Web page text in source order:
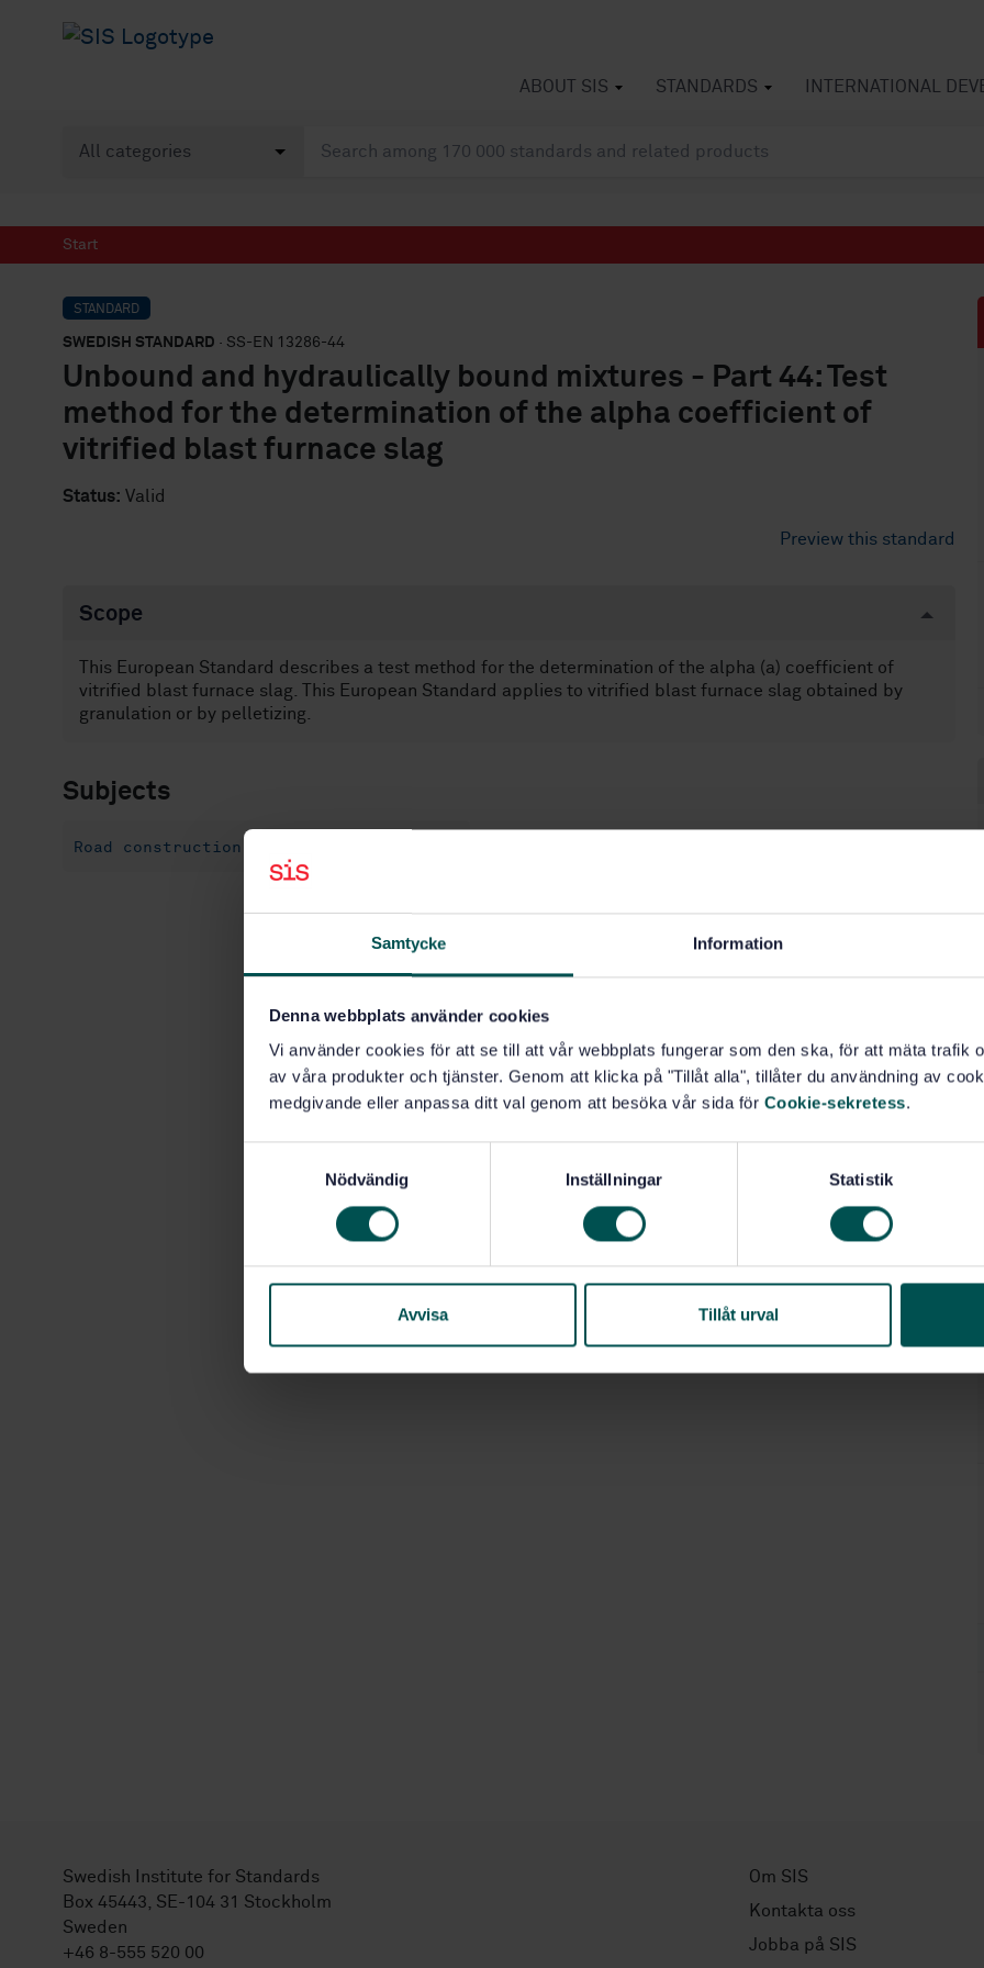
Samtycke Information
Denna webbplats använder cookies
Vi använder cookies för att se till att vår webbplats fungerar som den ska, för att mäta trafik
av våra produkter och tjänster. Genom att klicka på "Tillåt alla", tillåter du användning av
medgivande eller anpassa ditt val genom att besöka vår sida för Cookie-sekretess.
s
Nödvändig Inställningar Statistik
Avvisa Tillåt urval
ABOUT SIS STANDARDS INTERNATIONAL
Start
STANDARD
SWEDISH STANDARD · SS-EN 13286-44
Unbound and hydraulically bound mixtures - Part 44: Test
method for the determination of the alpha coefficient of
vitrified blast furnace slag
Status: Valid
Preview this standard
Scope
This European Standard describes a test method for the determination of the alpha (a) coefficient of
vitrified blast furnace slag. This European Standard applies to vitrified blast furnace slag obtained by
granulation or by pelletizing.
Subjects
Road construction materials (93.080.20)
Swedish Institute for Standards
Box 45443, SE-104 31 Stockholm
Sweden
+46 8-555 520 00
Om SIS
Kontakta oss
Jobba på SIS